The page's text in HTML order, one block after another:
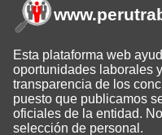
Esta plataforma web
oportunidades laborales
transparencia de los
puesto que publicamos
oficiales de la entidad.
selección de personal.